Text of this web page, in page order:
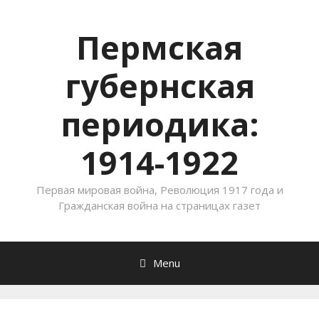
Пермская
губернская
периодика:
1914-1922
Первая мировая война, Революция 1917 года и
Гражданская война на страницах газет
Menu